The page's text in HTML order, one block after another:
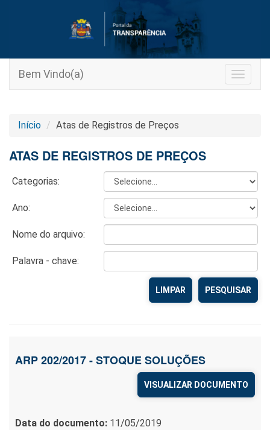
Toggle
Bem Vindo(a)
Início Atas de Registros de Preços
ATAS DE REGISTROS DE PREÇOS
Categorias:
Ano:
Nome do arquivo:
Palavra - chave:
LIMPAR
ARP 202/2017 - STOQUE SOLUÇÕES
VISUALIZAR DOCUMENTO
Data do documento: 11/05/2019